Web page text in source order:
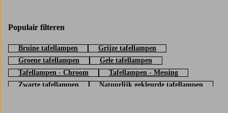
Populair filteren
Bruine tafellampen
Grijze tafellampen
Groene tafellampen
Gele tafellampen
Tafellampen - Chroom
Tafellampen - Messing
Zwarte tafellampen
Natuurlijk gekleurde tafellampen